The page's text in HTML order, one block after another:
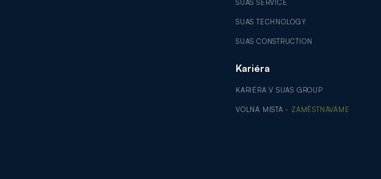
SUAS SERVICE
SUAS TECHNOLOGY
SUAS CONSTRUCTION
Kariéra
KARIÉRA V SUAS GROUP
VOLNÁ MÍSTA - ZAMĚSTNÁVÁME